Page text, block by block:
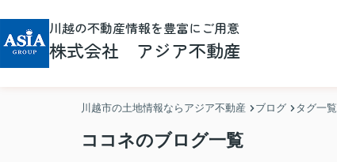
川越の不動産情報を豊富にご用意
株式会社 アジア不動産
川越市の土地情報ならアジア不動産 ブログ タグ一覧
ココネのブログ一覧